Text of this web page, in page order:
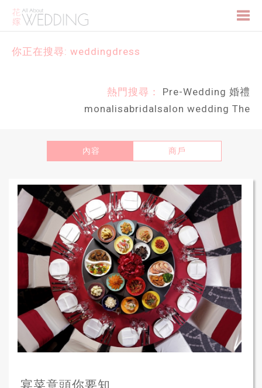
你正在搜尋: weddingdress
熱門搜尋： Pre-Wedding 婚禮
monalisabridalsalon wedding The
內容 商戶
宴菜意頭你要知